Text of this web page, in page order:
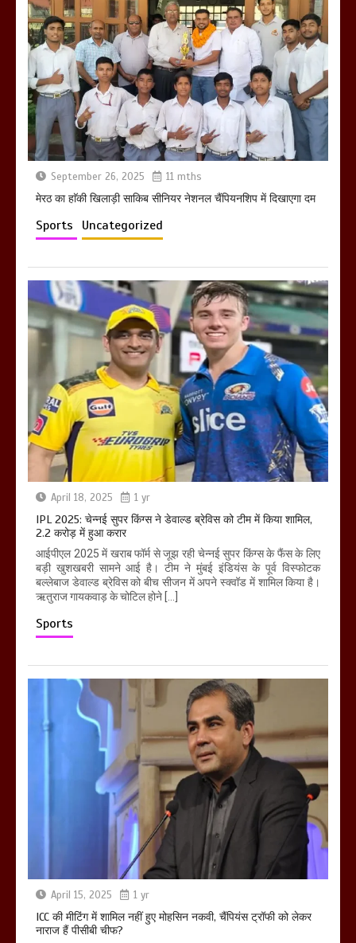
होलिका रखने पर लात मार कर होलिका को किया
तहस नहस,मोहल्ले वालों के साथ की गई गाली
गलोच ,कहा अगर रखी गई होली तो होगा खून
खराबा,
March 11, 2025
September 26, 2025 11 mths
मेरठ का हाॅकी खिलाड़ी साकिब सीनियर नेशनल चैंपियनशिप में दिखाएगा दम
Sports Uncategorized
April 18, 2025 1 yr
IPL 2025: चेन्नई सुपर किंग्स ने डेवाल्ड ब्रेविस को टीम में किया शामिल,
2.2 करोड़ में हुआ करार
आईपीएल 2025 में खराब फॉर्म से जूझ रही चेन्नई सुपर किंग्स के फैंस के लिए
बड़ी खुशखबरी सामने आई है। टीम ने मुंबई इंडियंस के पूर्व विस्फोटक
बल्लेबाज डेवाल्ड ब्रेविस को बीच सीजन में अपने स्क्वॉड में शामिल किया है।
ऋतुराज गायकवाड़ के चोटिल होने […]
Sports
April 15, 2025 1 yr
ICC की मीटिंग में शामिल नहीं हुए मोहसिन नकवी, चैंपियंस ट्रॉफी को लेकर
नाराज हैं पीसीबी चीफ?